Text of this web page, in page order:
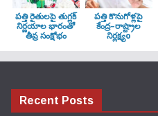
పత్తి రైతులపై తుగ్లక్‌
నిర్ణయాల భారంతో
తీవ్ర సంక్షోభం
పత్తి కొనుగోళ్లపై
కేంద్ర–రాష్ట్రాల
నిర్లక్ష్యo
Recent Posts